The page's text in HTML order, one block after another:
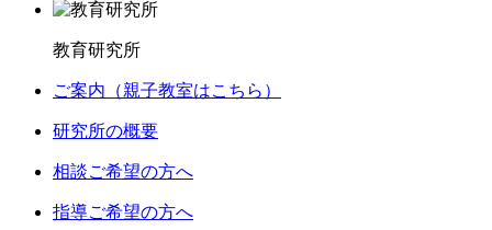
教育研究所
ご案内（親子教室はこちら）
研究所の概要
相談ご希望の方へ
指導ご希望の方へ